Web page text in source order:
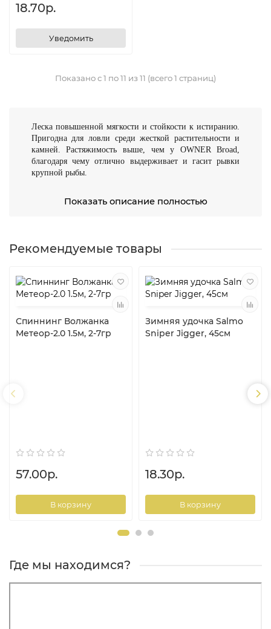
18.70р.
Уведомить
Показано с 1 по 11 из 11 (всего 1 страниц)
Леска повышенной мягкости и стойкости к истиранию.
Пригодна для ловли среди жесткой растительности и
камней. Растяжимость выше, чем у OWNER Broad,
благодаря чему отлично выдерживает и гасит рывки
крупной рыбы.
укладывается на катушку, обладает высокой прочностью
0,42 мм (держит до 11,8 кг).
Соответствие лески заявленным параметрам и высокое
качество продукции OWNER подтверждено
сертификатом EFTTA (European Fishing Tackle Trade
Association — европейской ассоциации поставщиков
рыболовных снастей). Рекомендуется для всех видов
рыбалки, где необходима эластичность и устойчивость к
Показать описание полностью
Рекомендуемые товары
Спиннинг Волжанка
Метеор-2.0 1.5м, 2-7гр
57.00р.
В корзину
Зимняя удочка Salmo
Sniper Jigger, 45см
18.30р.
В корзину
Где мы находимся?